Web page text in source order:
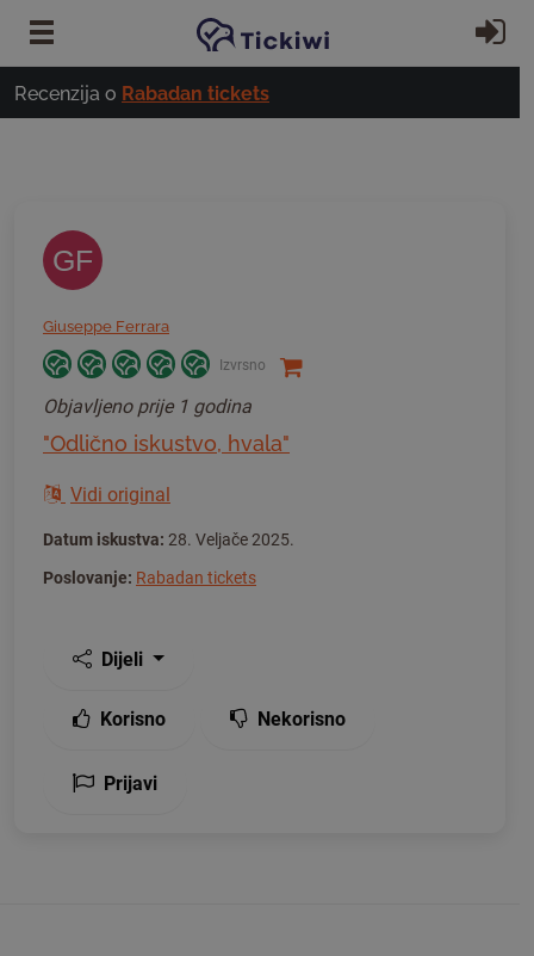
Preskoči na glavni sadržaj
Recenzija o Rabadan tickets
GF
Giuseppe Ferrara
Izvrsno
Objavljeno prije 1 godina
"Odlično iskustvo, hvala"
Vidi original
Datum iskustva: 28. Veljače 2025.
Poslovanje: Rabadan tickets
Dijeli
Korisno Nekorisno
Prijavi